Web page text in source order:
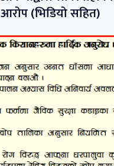
आरोप (भिडियो सहित)